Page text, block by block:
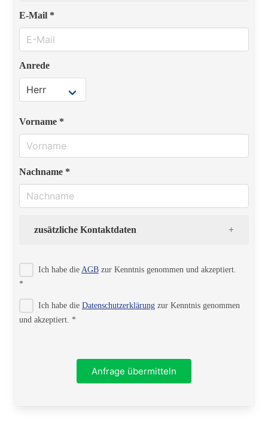
E-Mail *
Anrede
Vorname *
Nachname *
zusätzliche Kontaktdaten
Ich habe die AGB zur Kenntnis genommen und akzeptiert.
*
Ich habe die Datenschutzerklärung zur Kenntnis genommen
und akzeptiert. *
Anfrage übermitteln